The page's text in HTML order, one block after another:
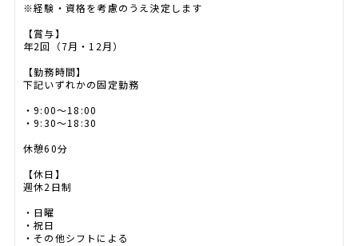
※経験・資格を考慮のうえ決定します
【賞与】
年2回（7月・12月）
【勤務時間】
下記いずれかの固定勤務
・9:00～18:00
・9:30～18:30
休憩60分
【休日】
週休2日制
・日曜
・祝日
・その他シフトによる